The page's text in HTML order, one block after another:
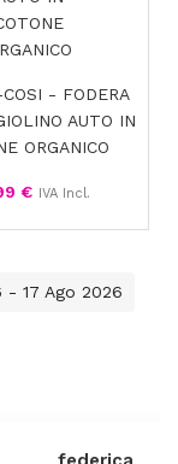
- FODERA
AUTO IN
ORGANICO
€ IVA Incl.
- 17 Ago 2026